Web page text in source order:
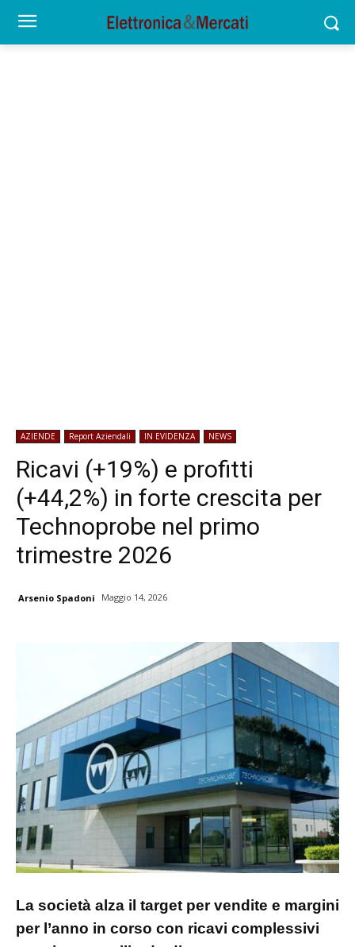
AZIENDE Report Aziendali IN EVIDENZA NEWS
Ricavi (+19%) e profitti
(+44,2%) in forte crescita per
Technoprobe nel primo
trimestre 2026
Arsenio Spadoni Maggio 14, 2026
La società alza il target per vendite e margini
per l’anno in corso con ricavi complessivi